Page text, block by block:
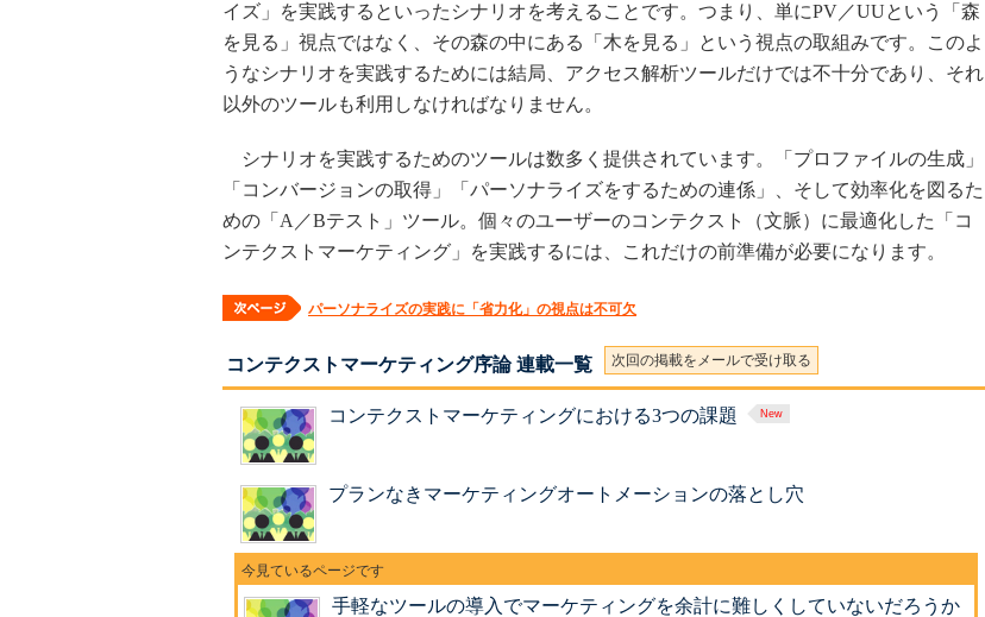
イズ」を実践するといったシナリオを考えることです。つまり、単にPV／UUという「森
を見る」視点ではなく、その森の中にある「木を見る」という視点の取組みです。このよ
うなシナリオを実践するためには結局、アクセス解析ツールだけでは不十分であり、それ
以外のツールも利用しなければなりません。
シナリオを実践するためのツールは数多く提供されています。「プロファイルの生成」
「コンバージョンの取得」「パーソナライズをするための連係」、そして効率化を図るた
めの「A／Bテスト」ツール。個々のユーザーのコンテクスト（文脈）に最適化した「コ
ンテクストマーケティング」を実践するには、これだけの前準備が必要になります。
パーソナライズの実践に「省力化」の視点は不可欠
コンテクストマーケティング序論 連載一覧 次回の掲載をメールで受け取る
コンテクストマーケティングにおける3つの課題
プランなきマーケティングオートメーションの落とし穴
手軽なツールの導入でマーケティングを余計に難しくしていないだろうか